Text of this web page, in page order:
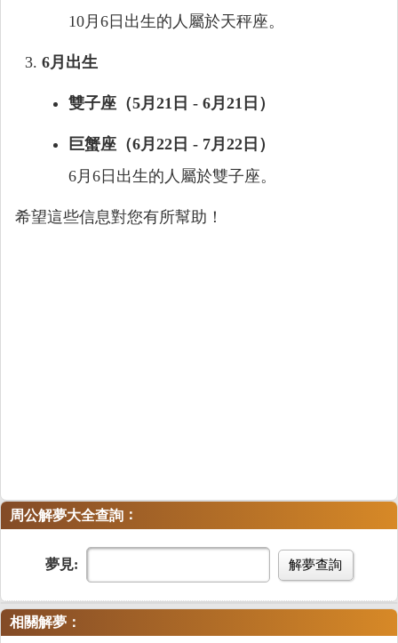
10月6日出生的人屬於天秤座。
6月出生
雙子座（5月21日 - 6月21日）
巨蟹座（6月22日 - 7月22日）
6月6日出生的人屬於雙子座。
希望這些信息對您有所幫助！
周公解夢大全查詢 ：
夢見: 解夢查詢
相關解夢：